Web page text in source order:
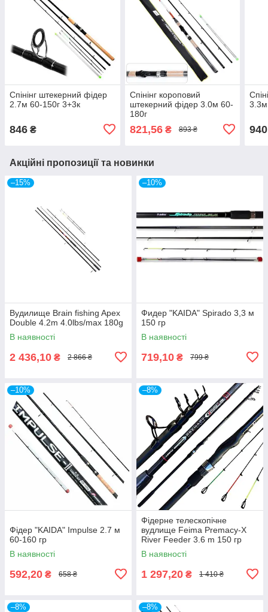
Спінінг штекерний фідер
2.7м 60-150г 3+3к
846 ₴
Спінінг короповий
штекерний фідер 3.0м 60-
180г
821,56₴ 893 ₴
3.3м
940
Акційні пропозиції та новинки
–15%
Вудилище Brain fishing Apex
Double 4.2m 4.0lbs/max 180g
В наявності
2 436,10 ₴ 2 866 ₴
–10%
Фидер "KAIDA" Spirado 3,3 м
150 гр
В наявності
719,10 ₴ 799 ₴
–10%
Фідер "KAIDA" Impulse 2.7 м
60-160 гр
В наявності
592,20 ₴ 658 ₴
–8%
Фідерне телескопічне
вудлище Feima Premacy-X
River Feeder 3.6 m 150 гр
В наявності
1 297,20 ₴ 1 410 ₴
–8% –8%